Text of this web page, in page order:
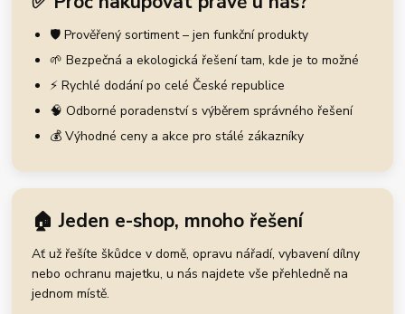
🛡️ Prověřený sortiment – jen funkční produkty
🌱 Bezpečná a ekologická řešení tam, kde je to možné
⚡ Rychlé dodání po celé České republice
🧠 Odborné poradenství s výběrem správného řešení
💰 Výhodné ceny a akce pro stálé zákazníky
🏠 Jeden e-shop, mnoho řešení
Ať už řešíte škůdce v domě, opravu nářadí, vybavení dílny
nebo ochranu majetku, u nás najdete vše přehledně na
jednom místě.